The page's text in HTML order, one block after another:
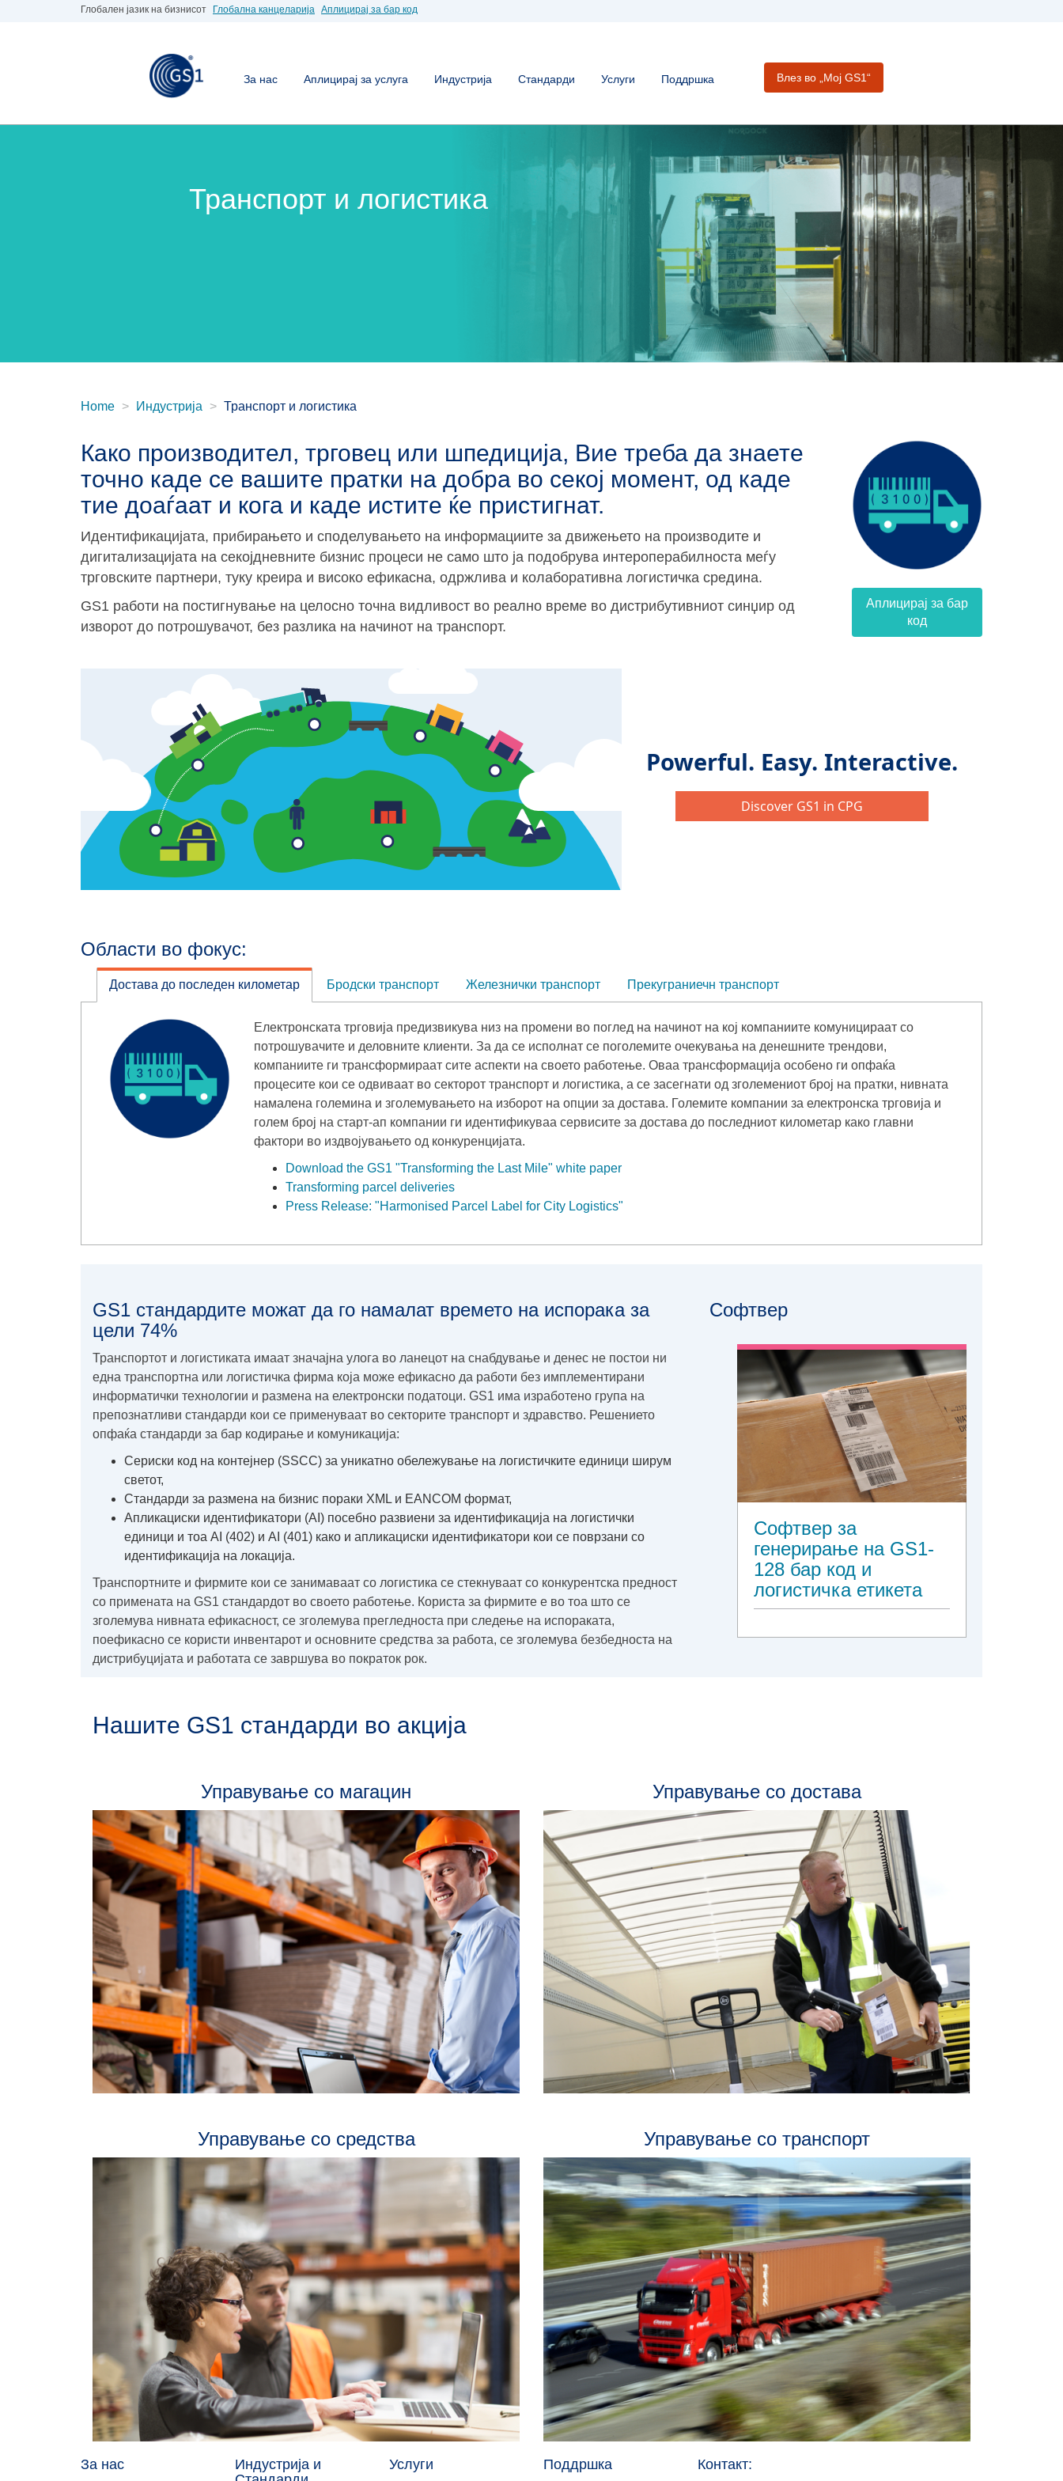
Глобален јазик на бизнисот Глобална канцеларија Аплицирај за бар код
За нас Аплицирај за услуга Индустрија Стандарди Услуги Поддршка Влез во „Moj GS1“
Транспорт и логистика
Home Индустрија Транспорт и логистика
Како производител, трговец или шпедиција, Вие треба да знаете
точно каде се вашите пратки на добра во секој момент, од каде
тие доаѓаат и кога и каде истите ќе пристигнат.
Идентификацијата, прибирањето и споделувањето на информациите за движењето на производите и
дигитализацијата на секојдневните бизнис процеси не само што ја подобрува интероперабилноста меѓу
трговските партнери, туку креира и високо ефикасна, одржлива и колаборативна логистичка средина.
GS1 работи на постигнување на целосно точна видливост во реално време во дистрибутивниот синџир од
изворот до потрошувачот, без разлика на начинот на транспорт.
Аплицирај за бар
код
Области во фокус:
Достава до последен километар Бродски транспорт Железнички транспорт Прекуграниечн транспорт
Електронската трговија предизвикува низ на промени во поглед на начинот на кој компаниите комуницираат со
потрошувачите и деловните клиенти. За да се исполнат се поголемите очекувања на денешните трендови,
компаниите ги трансформираат сите аспекти на своето работење. Оваа трансформација особено ги опфаќа
процесите кои се одвиваат во секторот транспорт и логистика, а се засегнати од зголемениот број на пратки, нивната
намалена големина и зголемувањето на изборот на опции за достава. Големите компании за електронска трговија и
голем број на старт-aп компании ги идентификуваа сервисите за достава до последниот километар како главни
фактори во издвојувањето од конкуренцијата.
Download the GS1 "Transforming the Last Mile" white paper
Transforming parcel deliveries
Press Release: "Harmonised Parcel Label for City Logistics"
GS1 стандардите можат да го намалат времето на испорака за
цели 74%
Транспортот и логистиката имаат значајна улога во ланецот на снабдување и денес не постои ни
една транспортна или логистичка фирма која може ефикасно да работи без имплементирани
информатички технологии и размена на електронски податоци. GS1 има изработено група на
препознатливи стандарди кои се применуваат во секторите транспорт и здравство. Решението
опфаќа стандарди за бар кодирање и комуникација:
Сериски код на контејнер (SSCC) за уникатно обележување на логистичките единици ширум
светот,
Стандарди за размена на бизнис пораки XML и EANCOM формат,
Aпликациски идентификатори (AI) посебно развиени за идентификација на логистички
единици и тоа AI (402) и AI (401) како и апликациски идентификатори кои се поврзани со
идентификација на локација.
Транспортните и фирмите кои се занимаваат со логистика се стекнуваат со конкурентска предност
со примената на GS1 стандардот во своето работење. Користа за фирмите е во тоа што се
зголемува нивната ефикасност, се зголемува прегледноста при следење на испораката,
поефикасно се користи инвентарот и основните средства за работа, се зголемува безбедноста на
дистрибуцијата и работата се завршува во пократок рок.
Софтвер
Софтвер за
генерирање на GS1-
128 бар код и
логистичка етикета
Нашите GS1 стандарди во акција
Управување со магацин Управување со достава
Управување со средства Управување со транспорт
За нас
Индустрија и
Услуги Поддршка Контакт: